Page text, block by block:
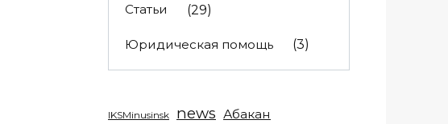
Статьи (29)
Юридическая помощь (3)
IKSMinusinsk news Абакан